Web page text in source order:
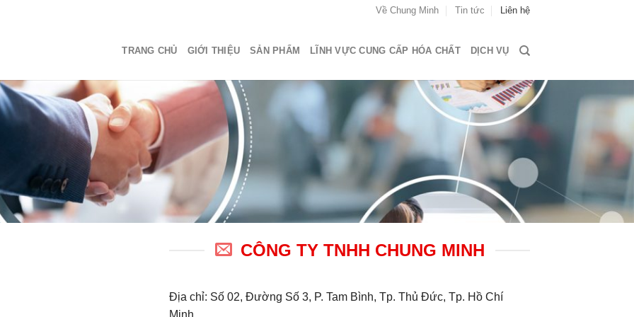
Về Chung Minh Tin tức Liên hệ
TRANG CHỦ GIỚI THIỆU SẢN PHẨM LĨNH VỰC CUNG CẤP HÓA CHẤT DỊCH VỤ
CÔNG TY TNHH CHUNG MINH
Địa chỉ: Số 02, Đường Số 3, P. Tam Bình, Tp. Thủ Đức, Tp. Hồ Chí
Minh